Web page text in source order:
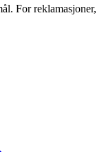
For reklamasjoner,